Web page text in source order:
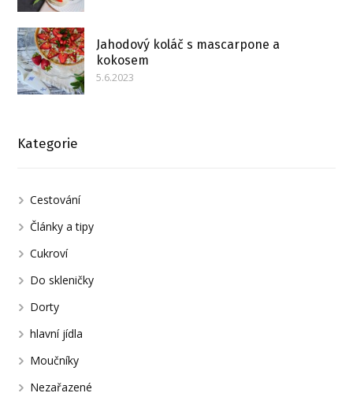
Jahodový koláč s mascarpone a
kokosem
5.6.2023
Kategorie
Cestování
Články a tipy
Cukroví
Do skleničky
Dorty
hlavní jídla
Moučníky
Nezařazené